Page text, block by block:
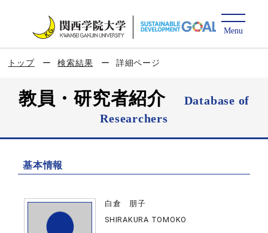
トップ 検索結果 詳細ページ
教員・研究者紹介
Database of
Researchers
基本情報
白倉 朋子
SHIRAKURA TOMOKO